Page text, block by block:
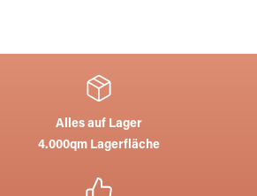
Alles auf Lager
4.000qm Lagerfläche